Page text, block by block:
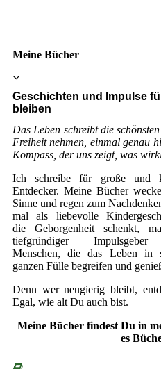
Meine Bücher
Geschichten und Impulse
bleiben
Das Leben schreibt die
Freiheit nehmen, einmal genau
Kompass, der uns zeigt, was
Ich schreibe für große und
Entdecker. Meine Bücher
Sinne und regen zum
mal als liebevolle
die Geborgenheit schenkt,
tiefgründiger
Menschen, die das Leben in
ganzen Fülle begreifen und
Denn wer neugierig bleibt,
Egal, wie alt Du auch bist.
Meine Bücher findest Du in
es